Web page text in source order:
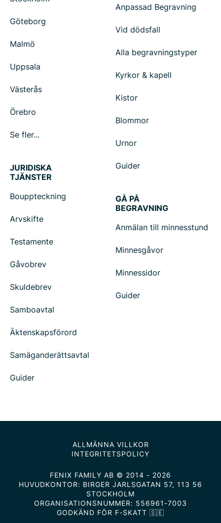
Göteborg
Malmö
Uppsala
Västerås
Örebro
Se fler...
Anpassad Begravning
Vid dödsfall
Alla begravningstyper
Kyrkor & kapell
Kistor
Blommor
Urnor
Guider
JURIDISKA
TJÄNSTER
Bouppteckning
Arvskifte
Testamente
Gåvobrev
Skuldebrev
Samboavtal
Äktenskapsförord
Samäganderättsavtal
Guider
GÅ PÅ
BEGRAVNING
Anmälan till minnesstund
Minnesgåvor
Minnessidor
Guider
ALLMÄNNA VILLKOR
INTEGRITETSPOLICY
FENIX FAMILY AB © 2014 - 2026
HUVUDKONTOR: BIRGER JARLSGATAN 57, 113 56
STOCKHOLM
ORGANISATIONSNUMMER: 556961-7003
GODKÄND FÖR F-SKATT 🇸🇪